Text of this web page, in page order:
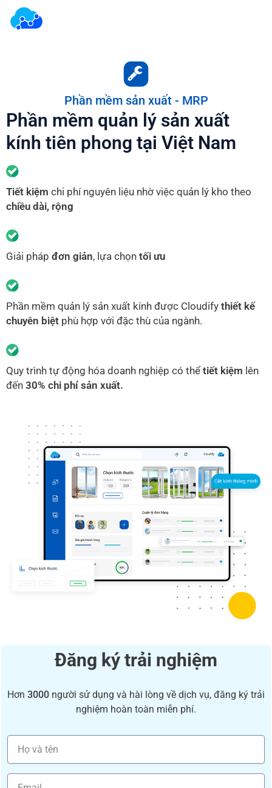
Phần mềm sản xuất - MRP
Phần mềm quản lý sản xuất
kính tiên phong tại Việt Nam
Tiết kiệm chi phí nguyên liệu nhờ việc quản lý kho theo
chiều dài, rộng
Giải pháp đơn giản, lựa chọn tối ưu
Phần mềm quản lý sản xuất kính được Cloudify thiết kế
chuyên biệt phù hợp với đặc thù của ngành.
Quy trình tự động hóa doanh nghiệp có thể tiết kiệm lên
đến 30% chi phí sản xuất.
Đăng ký trải nghiệm
Hơn 3000 người sử dụng và hài lòng về dịch vụ, đăng ký trải
nghiệm hoàn toàn miễn phí.